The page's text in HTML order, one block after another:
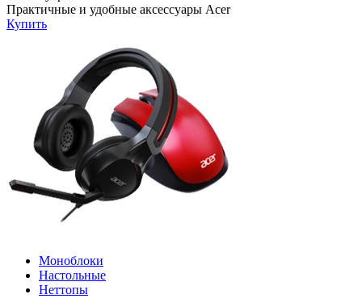
Практичные и удобные аксессуары Acer
Купить
Моноблоки
Настольные
Неттопы